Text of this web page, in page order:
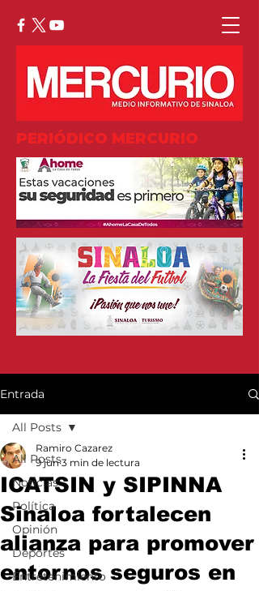
PERIÓDICO MERCURIO
Entrada
All Posts
Noticias
Política
Opinión
Deportes
Entretenimiento
All Posts
ICATSIN y SIPINNA
Sinaloa fortalecen
alianza para promover
entornos seguros en
Ramiro Cazarez
9 jun 3 min de lectura